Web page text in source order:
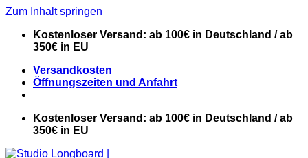
Zum Inhalt springen
Kostenloser Versand: ab 100€ in Deutschland / ab
350€ in EU
Versandkosten
Öffnungszeiten und Anfahrt
Kostenloser Versand: ab 100€ in Deutschland / ab
350€ in EU